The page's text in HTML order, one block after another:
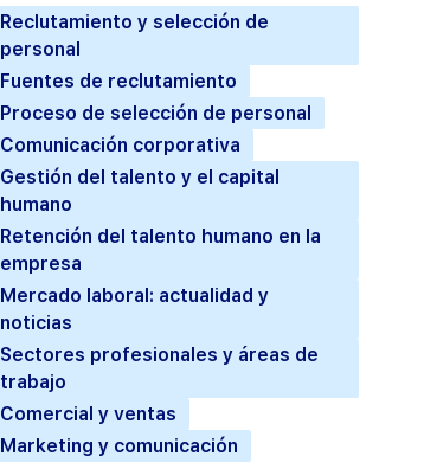
Reclutamiento y selección de
personal
Fuentes de reclutamiento
Proceso de selección de personal
Comunicación corporativa
Gestión del talento y el capital
humano
Retención del talento humano en la
empresa
Mercado laboral: actualidad y
noticias
Sectores profesionales y áreas de
trabajo
Comercial y ventas
Marketing y comunicación